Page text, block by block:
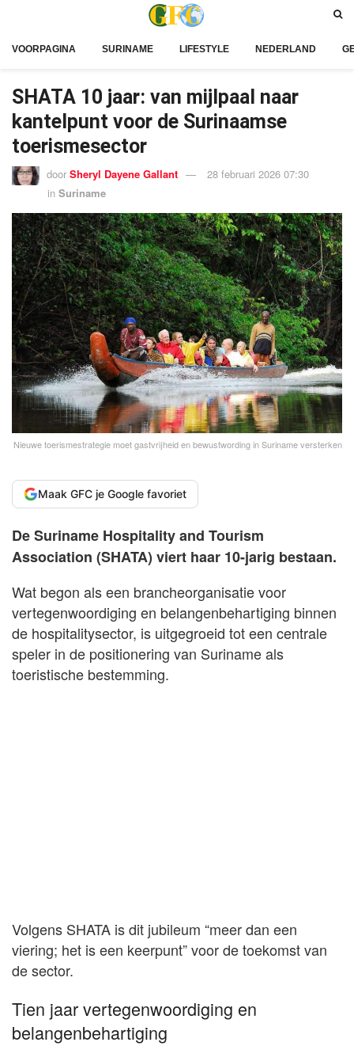
VOORPAGINA SURINAME LIFESTYLE NEDERLAND
SHATA 10 jaar: van mijlpaal naar
kantelpunt voor de Surinaamse
toerismesector
door Sheryl Dayene Gallant
28 februari 2026 07:30
in Suriname
Nieuwe toerismestrategie moet gastvrijheid en bewustwording in Suriname versterken
Maak GFC je Google favoriet
De Suriname Hospitality and Tourism
Association (SHATA) viert haar 10-jarig bestaan.
Wat begon als een brancheorganisatie voor
vertegenwoordiging en belangenbehartiging binnen
de hospitalitysector, is uitgegroeid tot een centrale
speler in de positionering van Suriname als
toeristische bestemming.
Volgens SHATA is dit jubileum “meer dan een
viering; het is een keerpunt” voor de toekomst van
de sector.
Tien jaar vertegenwoordiging en
belangenbehartiging